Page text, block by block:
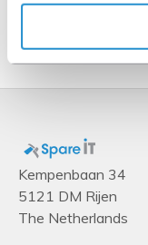
Kempenbaan 34
5121 DM Rijen
The Netherlands